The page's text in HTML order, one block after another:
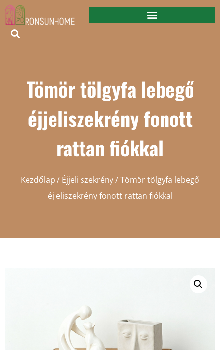
Tömör tölgyfa lebegő
éjjeliszekrény fonott
rattan fiókkal
Kezdőlap / Éjjeli szekrény/ Tömör tölgyfa lebegő
éjjeliszekrény fonott rattan fiókkal